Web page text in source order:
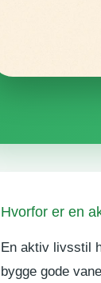
Hvorfor er en
En aktiv livsstil
bygge gode